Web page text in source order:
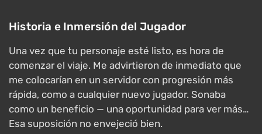
Historia e Inmersión del Jugador
Una vez que tu personaje esté listo, es hora de
comenzar el viaje. Me advirtieron de inmediato que
me colocarían en un servidor con progresión más
rápida, como a cualquier nuevo jugador. Sonaba
como un beneficio — una oportunidad para ver más…
Esa suposición no envejeció bien.